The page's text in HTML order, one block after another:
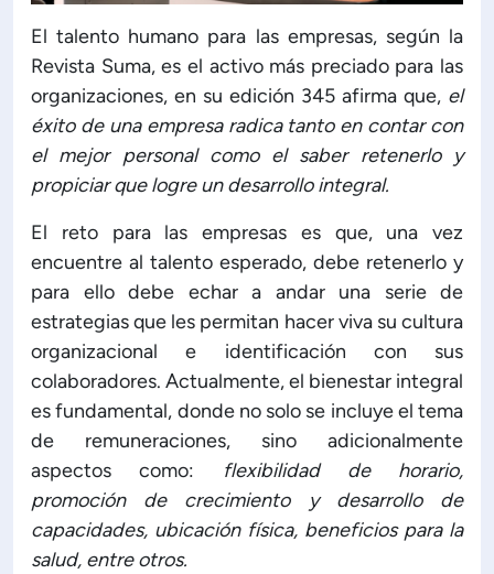
El talento humano para las empresas, según la
Revista Suma, es el activo más preciado para las
organizaciones, en su edición 345 afirma que, el
éxito de una empresa radica tanto en contar con
el mejor personal como el saber retenerlo y
propiciar que logre un desarrollo integral.
El reto para las empresas es que, una vez
encuentre al talento esperado, debe retenerlo y
para ello debe echar a andar una serie de
estrategias que les permitan hacer viva su cultura
organizacional e identificación con sus
colaboradores. Actualmente, el bienestar integral
es fundamental, donde no solo se incluye el tema
de remuneraciones, sino adicionalmente
aspectos como:
flexibilidad de horario,
promoción de crecimiento y desarrollo de
capacidades, ubicación física, beneficios para la
salud, entre otros.